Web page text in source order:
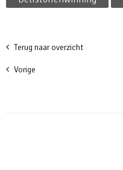
Terug naar overzicht
Vorige